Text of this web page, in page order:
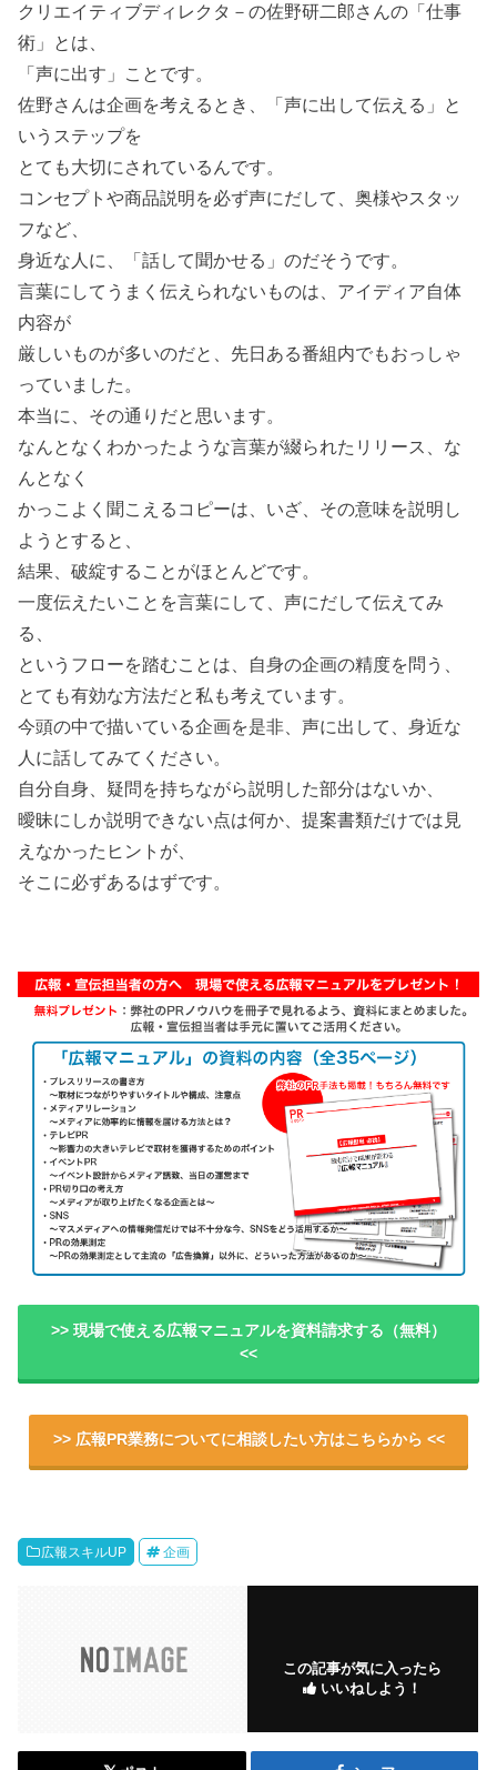
クリエイティブディレクタ－の佐野研二郎さんの「仕事
術」とは、
「声に出す」ことです。
佐野さんは企画を考えるとき、「声に出して伝える」と
いうステップを
とても大切にされているんです。
コンセプトや商品説明を必ず声にだして、奥様やスタッ
フなど、
身近な人に、「話して聞かせる」のだそうです。
言葉にしてうまく伝えられないものは、アイディア自体
内容が
厳しいものが多いのだと、先日ある番組内でもおっしゃ
っていました。
本当に、その通りだと思います。
なんとなくわかったような言葉が綴られたリリース、な
んとなく
かっこよく聞こえるコピーは、いざ、その意味を説明し
ようとすると、
結果、破綻することがほとんどです。
一度伝えたいことを言葉にして、声にだして伝えてみ
る、
というフローを踏むことは、自身の企画の精度を問う、
とても有効な方法だと私も考えています。
今頭の中で描いている企画を是非、声に出して、身近な
人に話してみてください。
自分自身、疑問を持ちながら説明した部分はないか、
曖昧にしか説明できない点は何か、提案書類だけでは見
えなかったヒントが、
そこに必ずあるはずです。
>> 現場で使える広報マニュアルを資料請求する（無料）
<<
>> 広報PR業務についてに相談したい方はこちらから <<
広報スキルUP 企画
この記事が気に入ったら
いいねしよう！